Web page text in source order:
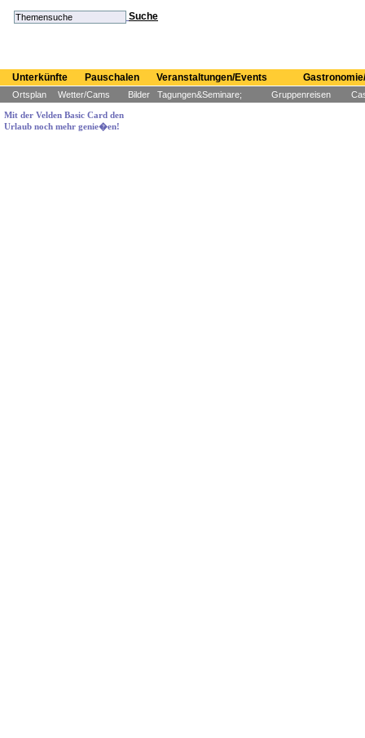
Mit der Velden Basic Card den
Urlaub noch mehr genie�en!
Unterkünfte Pauschalen Veranstaltungen/Events
Ortsplan Wetter/Cams Bilder Tagungen&Seminare; Gruppenreisen
Suche